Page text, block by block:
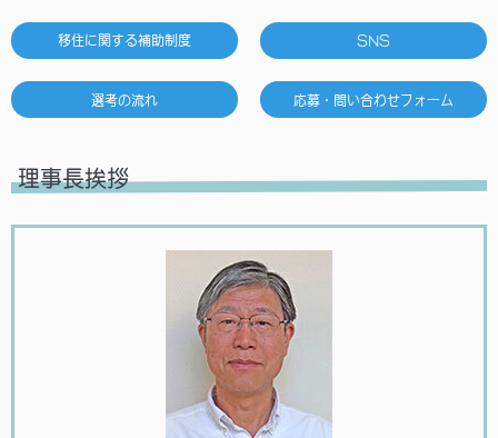
移住に関する補助制度 SNS
選考の流れ 応募・問い合わせフォーム
理事長挨拶